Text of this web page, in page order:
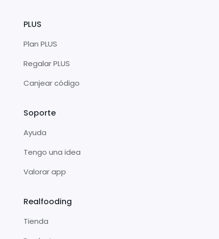
PLUS
Plan PLUS
Regalar PLUS
Canjear código
Soporte
Ayuda
Tengo una idea
Valorar app
Realfooding
Tienda